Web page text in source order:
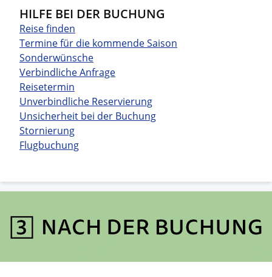
HILFE BEI DER BUCHUNG
Reise finden
Termine für die kommende Saison
Sonderwünsche
Verbindliche Anfrage
Reisetermin
Unverbindliche Reservierung
Unsicherheit bei der Buchung
Stornierung
Flugbuchung